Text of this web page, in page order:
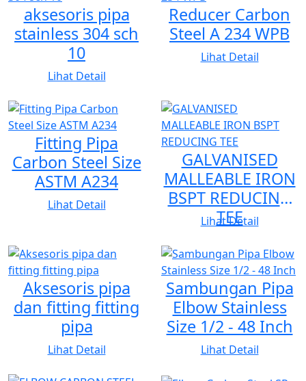
80, SCH 160, XS, dan XXS.
4. PIPA HITAM DAN GALVANIS
Material dan Standar
1. ASTM A53 Grade A — ERW Steel Pipe
2. ASTM A120 Grade A — Welded Steel Pipe
3. AWWA C200 — Welded Steel Water Pipe
johan_tob40@yahoo.com
ptjosintoteknikp@yahoo.co.id
Telepon Kantor:
aksesoris pipa
stainless 304 sch
10
Lihat Detail
Reducer Carbon
Steel A 234 WPB
Lihat Detail
Fitting Pipa
Carbon Steel Size
ASTM A234
Lihat Detail
GALVANISED
MALLEABLE IRON
BSPT REDUCING
TEE
Lihat Detail
Aksesoris pipa
dan fitting fitting
pipa
Lihat Detail
Sambungan Pipa
Elbow Stainless
Size 1/2 - 48 Inch
Lihat Detail